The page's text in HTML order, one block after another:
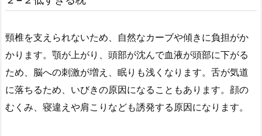
頸椎を支えられないため、自然なカーブや傾きに負担がか
かります。顎が上がり、頭部が沈んで血液が頭部に下がる
ため、脳への刺激が増え、眠りも浅くなります。舌が気道
に落ちるため、いびきの原因になることもあります。顔の
むくみ、寝違えや肩こりなども誘発する原因になります。